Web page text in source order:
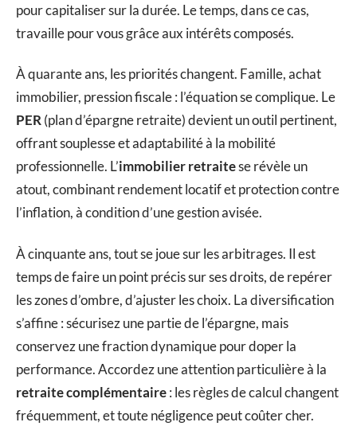
pour capitaliser sur la durée. Le temps, dans ce cas,
travaille pour vous grâce aux intérêts composés.
À quarante ans, les priorités changent. Famille, achat
immobilier, pression fiscale : l’équation se complique. Le
PER(plan d’épargne retraite) devient un outil pertinent,
offrant souplesse et adaptabilité à la mobilité
professionnelle. L’immobilier retraitese révèle un
atout, combinant rendement locatif et protection contre
l’inflation, à condition d’une gestion avisée.
À cinquante ans, tout se joue sur les arbitrages. Il est
temps de faire un point précis sur ses droits, de repérer
les zones d’ombre, d’ajuster les choix. La diversification
s’affine : sécurisez une partie de l’épargne, mais
conservez une fraction dynamique pour doper la
performance. Accordez une attention particulière à la
retraite complémentaire: les règles de calcul changent
fréquemment, et toute négligence peut coûter cher.